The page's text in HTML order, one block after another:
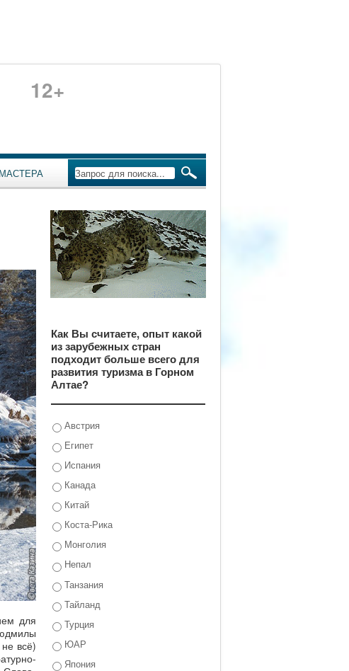
12+
МАСТЕРА
для
всё)
Как Вы считаете, опыт какой
из зарубежных стран
подходит больше всего для
развития туризма в Горном
Алтае?
Австрия
Египет
Испания
Канада
Китай
Коста-Рика
Монголия
Непал
Танзания
Тайланд
Турция
ЮАР
Япония